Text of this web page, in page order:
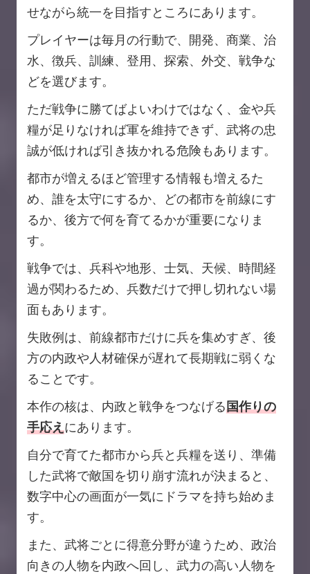
せながら統一を目指すところにあります。
プレイヤーは毎月の行動で、開発、商業、治
水、徴兵、訓練、登用、探索、外交、戦争な
どを選びます。
ただ戦争に勝てばよいわけではなく、金や兵
糧が足りなければ軍を維持できず、武将の忠
誠が低ければ引き抜かれる危険もあります。
都市が増えるほど管理する情報も増えるた
め、誰を太守にするか、どの都市を前線にす
るか、後方で何を育てるかが重要になりま
す。
戦争では、兵科や地形、士気、天候、時間経
過が関わるため、兵数だけで押し切れない場
面もあります。
失敗例は、前線都市だけに兵を集めすぎ、後
方の内政や人材確保が遅れて長期戦に弱くな
ることです。
本作の核は、内政と戦争をつなげる国作りの
手応えにあります。
自分で育てた都市から兵と兵糧を送り、準備
した武将で敵国を切り崩す流れが決まると、
数字中心の画面が一気にドラマを持ち始めま
す。
また、武将ごとに得意分野が違うため、政治
向きの人物を内政へ回し、武力の高い人物を